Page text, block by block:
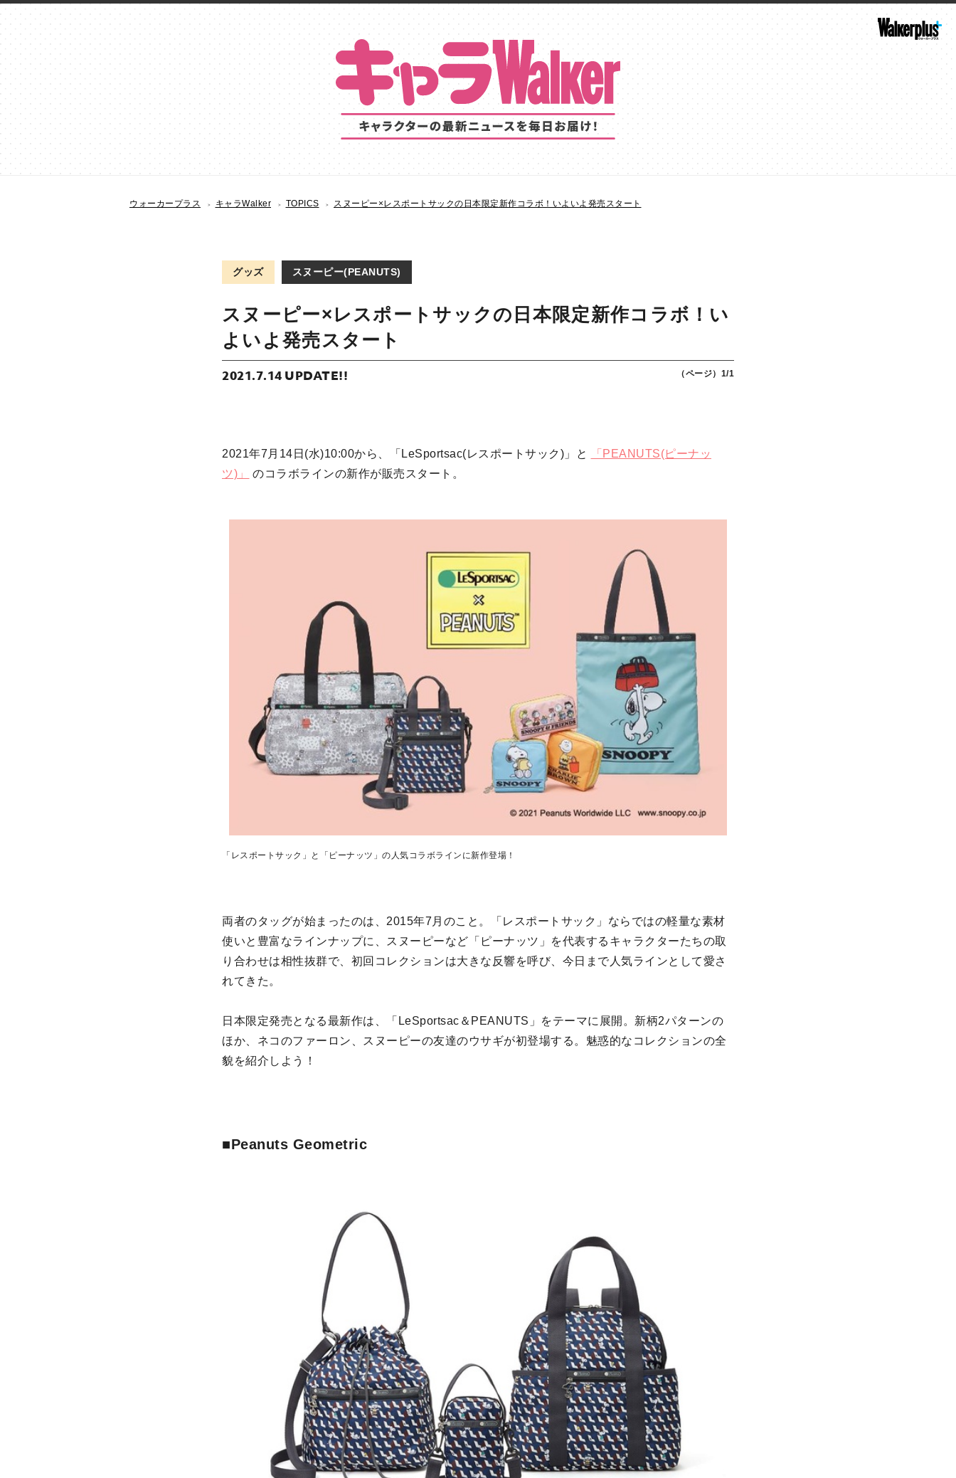
ウォーカープラス キャラWalker TOPICS スヌーピー×レスポートサックの日本限定新作コラボ！いよいよ発売スタート
グッズ スヌーピー(PEANUTS)
スヌーピー×レスポートサックの日本限定新作コラボ！い
よいよ発売スタート
2021.7.14 UPDATE!! （ページ）1/1
2021年7月14日(水)10:00から、「LeSportsac(レスポートサック)」と
「PEANUTS(ピーナッ
ツ)」
のコラボラインの新作が販売スタート。
「レスポートサック」と「ピーナッツ」の人気コラボラインに新作登場！
両者のタッグが始まったのは、2015年7月のこと。「レスポートサック」ならではの軽量な素材
使いと豊富なラインナップに、スヌーピーなど「ピーナッツ」を代表するキャラクターたちの取
り合わせは相性抜群で、初回コレクションは大きな反響を呼び、今日まで人気ラインとして愛さ
れてきた。
日本限定発売となる最新作は、「LeSportsac＆PEANUTS」をテーマに展開。新柄2パターンの
ほか、ネコのファーロン、スヌーピーの友達のウサギが初登場する。魅惑的なコレクションの全
貌を紹介しよう！
■Peanuts Geometric